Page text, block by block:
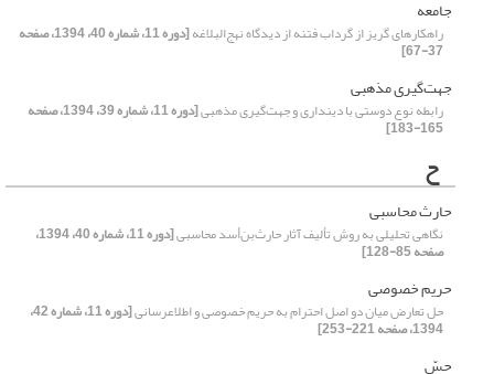
جامعه
راهکار‌های گریز از گرداب فتنه از دیدگاه نهج‌البلاغه [دوره 11، شماره 40، 1394، صفحه
37-67]
جهت‌گیری مذهبی
رابطه نوع دوستی با دینداری و جهت‌گیری مذهبی [دوره 11، شماره 39، 1394، صفحه
165-183]
ح
حارث محاسبی
نگاهی تحلیلی به روش تألیف آثار حارث‌بن‌أسد محاسبی [دوره 11، شماره 40، 1394،
صفحه 85-128]
حریم خصوصی
حل تعارض میان دو اصل احترام به حریم خصوصی و اطلاعرسانی [دوره 11، شماره 42،
1394، صفحه 221-253]
حسّ